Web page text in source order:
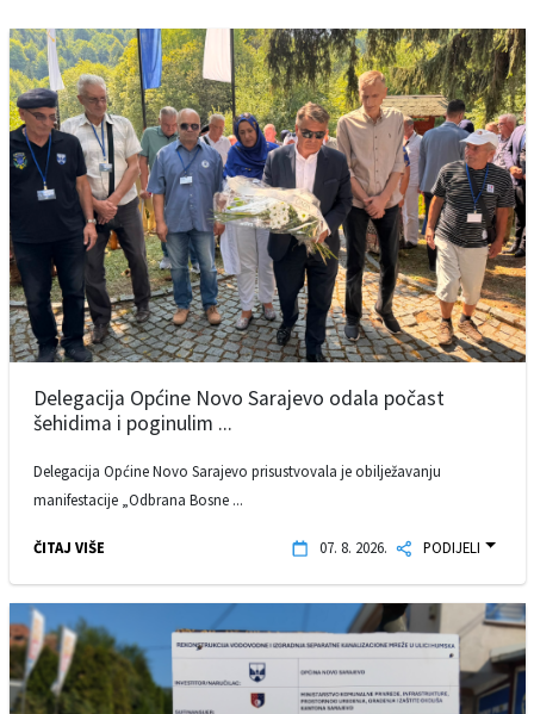
Delegacija Općine Novo Sarajevo odala počast
šehidima i poginulim ...
Delegacija Općine Novo Sarajevo prisustvovala je obilježavanju
manifestacije „Odbrana Bosne ...
ČITAJ VIŠE 07. 8. 2026. PODIJELI